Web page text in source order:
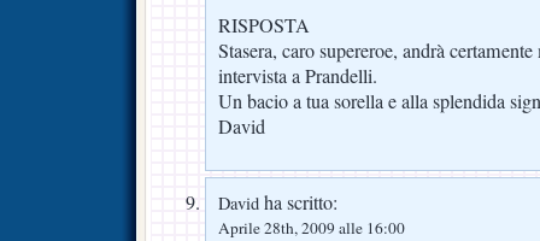
RISPOSTA
Stasera, caro supereroe, andrà
intervista a Prandelli.
Un bacio a tua sorella e alla splendida
David
David ha scritto:
Aprile 28th, 2009 alle 16:00